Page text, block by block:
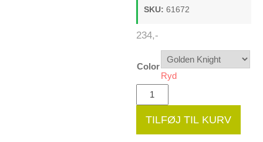
SKU: 61672
234,-
Color
Ryd
Lost
Vape
Ursa
Baby
TILFØJ TIL KURV